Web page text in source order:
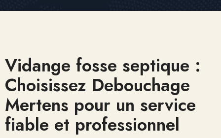
Vidange fosse septique :
Choisissez Debouchage
Mertens pour un service
fiable et professionnel